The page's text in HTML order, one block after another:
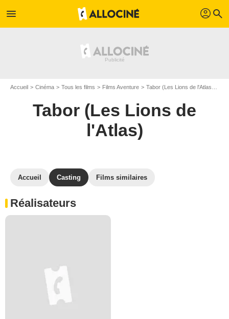
menu profil search
Accueil Cinéma Tous les films Films Aventure Tabor (Les Lions de l'Atlas)
Tabor (Les Lions de
l'Atlas)
Accueil Casting Films similaires
Réalisateurs